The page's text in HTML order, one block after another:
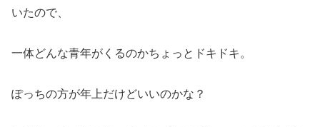
いたので、
一体どんな青年がくるのかちょっとドキドキ。
ぽっちの方が年上だけどいいのかな？